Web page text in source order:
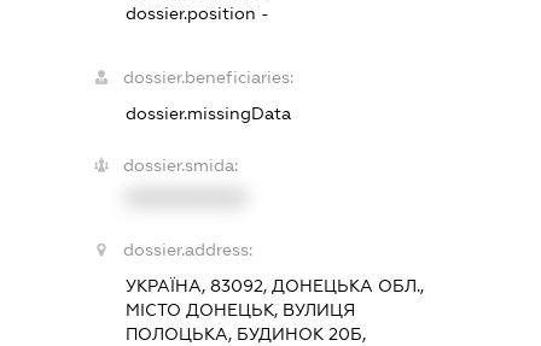
dossier.position -
dossier.beneficiaries:
dossier.missingData
dossier.smida:
dossier.address:
УКРАЇНА, 83092, ДОНЕЦЬКА ОБЛ.,
МІСТО ДОНЕЦЬК, ВУЛИЦЯ
ПОЛОЦЬКА, БУДИНОК 20Б,